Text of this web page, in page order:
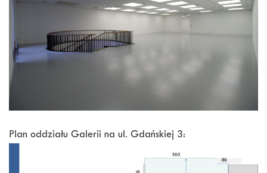
Plan oddziału Galerii na ul. Gdańskiej 3: